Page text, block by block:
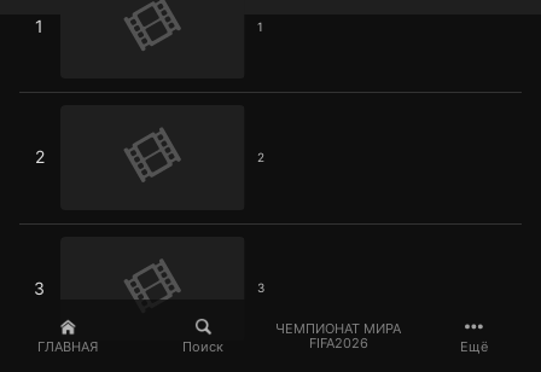
ГЛАВНАЯ Поиск
ЧЕМПИОНАТ МИРА
FIFA2026
Ещё
1 1
2 2
3 3